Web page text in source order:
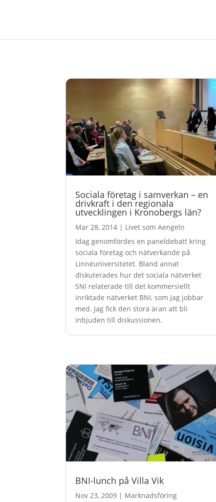
Sociala företag i samverkan – en
drivkraft i den regionala
utvecklingen i Kronobergs län?
Mar 28, 2014 | Livet som Aengeln
Idag genomfördes en paneldebatt kring
sociala företag och nätverkande på
Linnéuniversitetet. Bland annat
diskuterades hur det sociala nätverket
SNI relaterade till det kommersiellt
inriktade nätverket BNI, som jag jobbar
med. Jag fick den stora äran att bli
inbjuden till diskussionen.
BNI-lunch på Villa Vik
Nov 23, 2009 | Marknadsföring